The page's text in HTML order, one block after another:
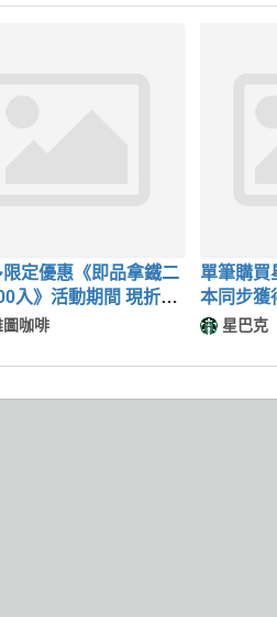
定優惠《即品拿鐵二
入》活動期間 現折
咖啡
單筆購買
本同步獲
星巴克